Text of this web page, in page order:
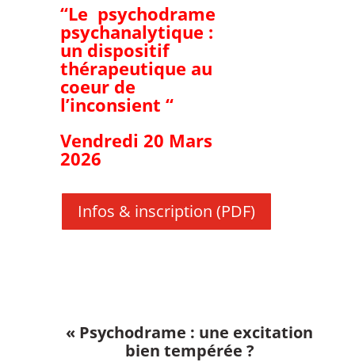
“Le psychodrame
psychanalytique :
un dispositif
thérapeutique au
coeur de
l’inconsient “
Vendredi 20 Mars
2026
Infos & inscription (PDF)
« Psychodrame : une excitation
bien tempérée ?